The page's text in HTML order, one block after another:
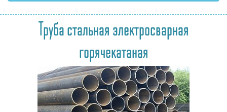
Труба стальная электросварная
горячекатаная